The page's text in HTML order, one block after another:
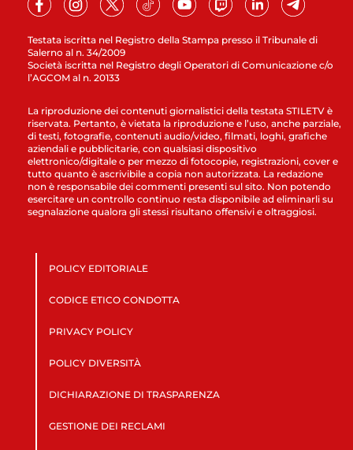
Testata iscritta nel Registro della Stampa presso il Tribunale di
Salerno al n. 34/2009
Società iscritta nel Registro degli Operatori di Comunicazione c/o
l’AGCOM al n. 20133
La riproduzione dei contenuti giornalistici della testata STILETV è
riservata. Pertanto, è vietata la riproduzione e l’uso, anche parziale,
di testi, fotografie, contenuti audio/video, filmati, loghi, grafiche
aziendali e pubblicitarie, con qualsiasi dispositivo
elettronico/digitale o per mezzo di fotocopie, registrazioni, cover e
tutto quanto è ascrivibile a copia non autorizzata. La redazione
non è responsabile dei commenti presenti sul sito. Non potendo
esercitare un controllo continuo resta disponibile ad eliminarli su
segnalazione qualora gli stessi risultano offensivi e oltraggiosi.
POLICY EDITORIALE
CODICE ETICO CONDOTTA
PRIVACY POLICY
POLICY DIVERSITÀ
DICHIARAZIONE DI TRASPARENZA
GESTIONE DEI RECLAMI